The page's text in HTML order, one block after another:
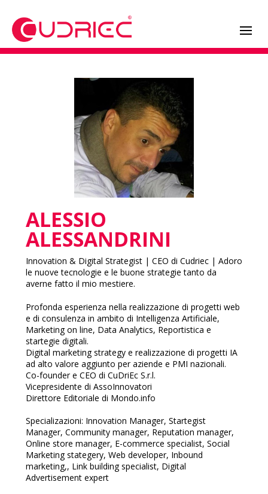
ALESSIO
ALESSANDRINI
Innovation & Digital Strategist | CEO di Cudriec | Adoro
le nuove tecnologie e le buone strategie tanto da
averne fatto il mio mestiere.
Profonda esperienza nella realizzazione di progetti web
e di consulenza in ambito di Intelligenza Artificiale,
Marketing on line, Data Analytics, Reportistica e
startegie digitali.
Digital marketing strategy e realizzazione di progetti IA
ad alto valore aggiunto per aziende e PMI nazionali.
Co-founder e CEO di CuDriEc S.r.l.
Vicepresidente di AssoInnovatori
Direttore Editoriale di Mondo.info
Specializazioni: Innovation Manager, Startegist
Manager, Community manager, Reputation manager,
Online store manager, E-commerce specialist, Social
Marketing stategery, Web developer, Inbound
marketing,, Link building specialist, Digital
Advertisement expert